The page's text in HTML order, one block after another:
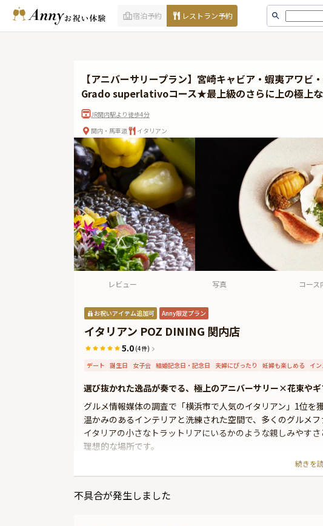
宿泊予約 レストラン予約
【アニバーサリープラン】宮崎キャビア・蝦夷アワ
Grado superlativoコース★最上級のさらに上の極上な
JR関内駅より徒歩4分
関内・馬車道
イタリアン
レビュー 写真 コース
お祝いアイテム追加可 Anny限定プラン
イタリアン POZ DINING 関内店
5.0 (4件)
デート 誕生日 女子会 結婚記念日・記念日 夫婦にぴったり 妊婦も楽しめる イ
選び抜かれた逸品が奏でる、極上のアニバーサリー×花束やギ
グルメ情報媒体の調査で「横浜市で人気のイタリアン」1位を
温かみのあるインテリアと洗練された空間で、多くのグルメ
イタリアの小さなトラットリアにいるかのような親しみやす
理想的な場所です。
は、ただ贅沢なだけではなく、素材の持つ本来の美味しさを
続きを
不具合が発生しました